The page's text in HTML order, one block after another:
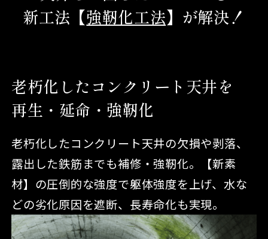
新工法【強靭化工法】が解決！
老朽化したコンクリート天井を
再生・延命・強靭化
老朽化したコンクリート天井の欠損や剥落、
露出した鉄筋までも補修・強靭化。【新素
材】の圧倒的な強度で躯体強度を上げ、水な
どの劣化原因を遮断、長寿命化も実現。